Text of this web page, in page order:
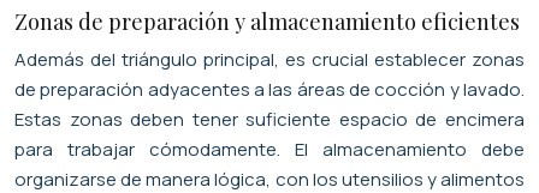
Zonas de preparación y almacenamiento eficientes
Además del triángulo principal, es crucial establecer zonas
de preparación adyacentes a las áreas de cocción y lavado.
Estas zonas deben tener suficiente espacio de encimera
para trabajar cómodamente. El almacenamiento debe
organizarse de manera lógica, con los utensilios y alimentos